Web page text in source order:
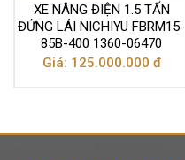
XE NÂNG ĐIỆN 1.5 TẤN
ĐỨNG LÁI NICHIYU FBRM15-
85B-400 1360-06470
Giá: 125.000.000 đ